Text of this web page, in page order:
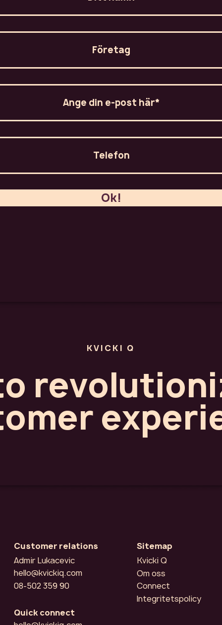
Ok!
KVICKI Q
Customer relations
Admir Lukacevic
hello@kvickiq.com
‭08-502 359 90‬
Quick connect
Sitemap
Kvicki Q
Om oss
Connect
Integritetspolicy